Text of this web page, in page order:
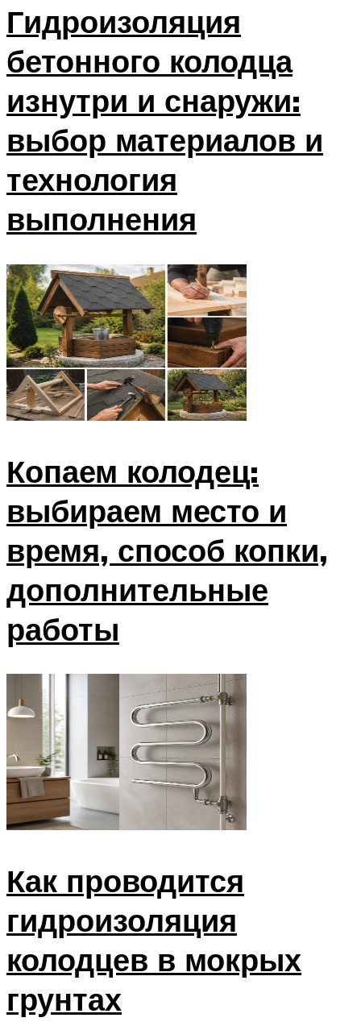
Гидроизоляция
бетонного колодца
изнутри и снаружи:
выбор материалов и
технология
выполнения
Копаем колодец:
выбираем место и
время, способ копки,
дополнительные
работы
Как проводится
гидроизоляция
колодцев в мокрых
грунтах